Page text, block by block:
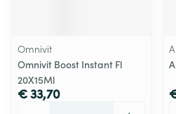
Omnivit
Omnivit Boost Instant Fl
20X15Ml
€ 33,70